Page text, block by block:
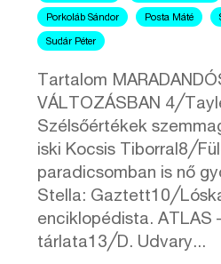
Porkoláb Sándor Posta Máté
Sudár Péter
Tartalom
VÁLTOZÁSBAN
Szélsőértékek
iski Kocsis
paradicsomban is nő
Stella:
enciklopédista. ATLAS
tárlata13╱D. Udvary...